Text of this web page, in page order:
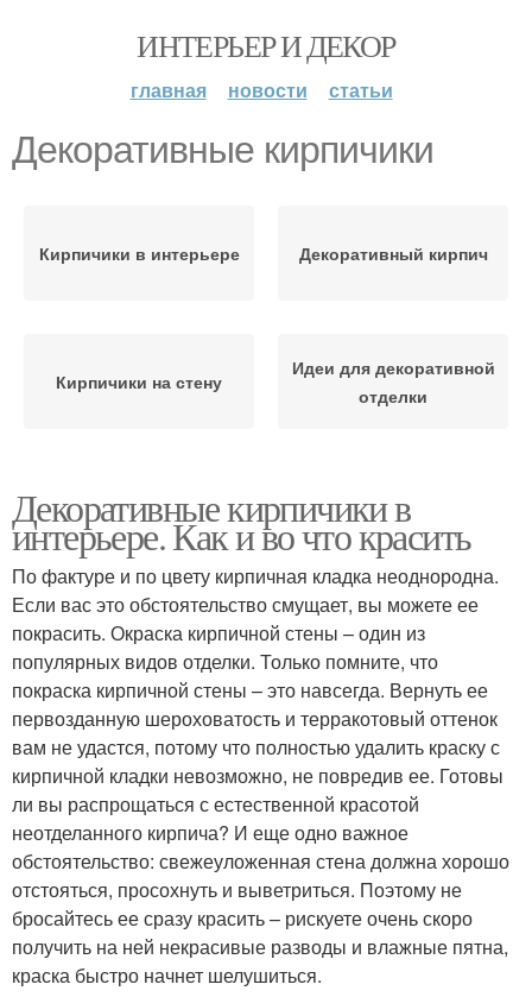
ИНТЕРЬЕР И ДЕКОР
главная новости статьи
Декоративные кирпичики
Кирпичики в интерьере Декоративный кирпич
Кирпичики на стену
Идеи для декоративной
отделки
Декоративные кирпичики в
интерьере. Как и во что красить
По фактуре и по цвету кирпичная кладка неоднородна.
Если вас это обстоятельство смущает, вы можете ее
покрасить. Окраска кирпичной стены – один из
популярных видов отделки. Только помните, что
покраска кирпичной стены – это навсегда. Вернуть ее
первозданную шероховатость и терракотовый оттенок
вам не удастся, потому что полностью удалить краску с
кирпичной кладки невозможно, не повредив ее. Готовы
ли вы распрощаться с естественной красотой
неотделанного кирпича? И еще одно важное
обстоятельство: свежеуложенная стена должна хорошо
отстояться, просохнуть и выветриться. Поэтому не
бросайтесь ее сразу красить – рискуете очень скоро
получить на ней некрасивые разводы и влажные пятна,
краска быстро начнет шелушиться.